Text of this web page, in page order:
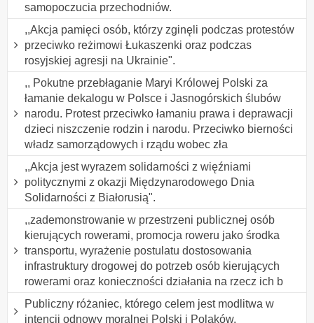
samopoczucia przechodniów.
,,Akcja pamięci osób, którzy zginęli podczas protestów
przeciwko reżimowi Łukaszenki oraz podczas
rosyjskiej agresji na Ukrainie".
,, Pokutne przebłaganie Maryi Królowej Polski za
łamanie dekalogu w Polsce i Jasnogórskich ślubów
narodu. Protest przeciwko łamaniu prawa i deprawacji
dzieci niszczenie rodzin i narodu. Przeciwko bierności
władz samorządowych i rządu wobec zła
,,Akcja jest wyrazem solidarności z więźniami
politycznymi z okazji Międzynarodowego Dnia
Solidarności z Białorusią".
,,zademonstrowanie w przestrzeni publicznej osób
kierujących rowerami, promocja roweru jako środka
transportu, wyrażenie postulatu dostosowania
infrastruktury drogowej do potrzeb osób kierujących
rowerami oraz konieczności działania na rzecz ich b
Publiczny różaniec, którego celem jest modlitwa w
intencji odnowy moralnej Polski i Polaków.